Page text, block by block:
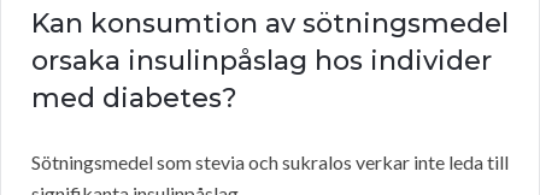
Kan konsumtion av sötningsmedel
orsaka insulinpåslag hos individer
med diabetes?
Sötningsmedel som stevia och sukralos verkar inte leda till